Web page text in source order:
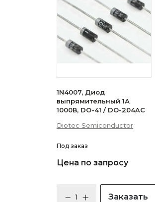
1N4007, Диод
выпрямительный 1А
1000В, DO-41 / DO-204AC
Diotec Semiconductor
Под заказ
Цена по запросу
Заказать